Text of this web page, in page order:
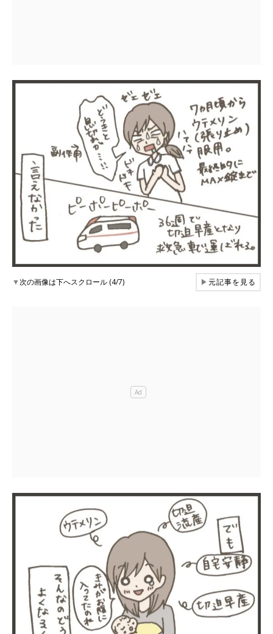
▼次の画像は下へスクロール (4/7) ▶元記事を見る